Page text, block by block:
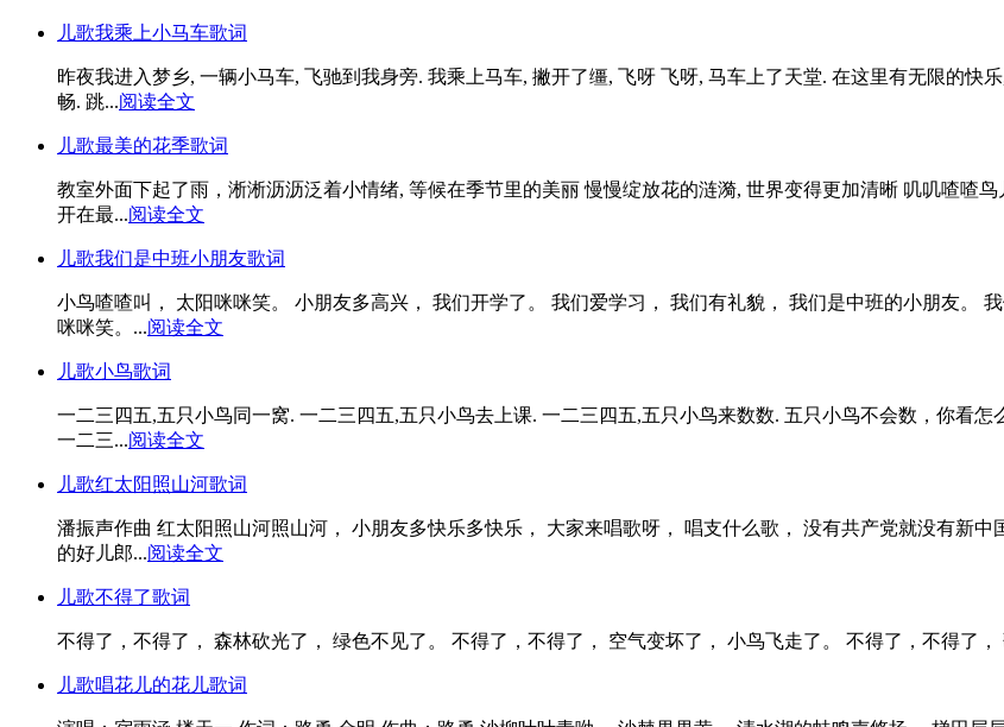
儿歌我乘上小马车歌词
昨夜我进入梦乡, 一辆小马车, 飞驰到我身旁. 我乘上马车, 撇开了缰, 飞呀 飞呀, 马车上了天堂. 在这里有无限的快
畅. 跳...阅读全文
儿歌最美的花季歌词
教室外面下起了雨，淅淅沥沥泛着小情绪, 等候在季节里的美丽 慢慢绽放花的涟漪, 世界变得更加清晰 叽叽喳喳
开在最...阅读全文
儿歌我们是中班小朋友歌词
小鸟喳喳叫， 太阳咪咪笑。 小朋友多高兴， 我们开学了。 我们爱学习， 我们有礼貌， 我们是中班的小朋友。
咪咪笑。...阅读全文
儿歌小鸟歌词
一二三四五,五只小鸟同一窝. 一二三四五,五只小鸟去上课. 一二三四五,五只小鸟来数数. 五只小鸟不会数，你看
一二三...阅读全文
儿歌红太阳照山河歌词
潘振声作曲 红太阳照山河照山河， 小朋友多快乐多快乐， 大家来唱歌呀， 唱支什么歌， 没有共产党就没有新
的好儿郎...阅读全文
儿歌不得了歌词
不得了，不得了， 森林砍光了， 绿色不见了。 不得了，不得了， 空气变坏了， 小鸟飞走了。 不得了，不得了
儿歌唱花儿的花儿歌词